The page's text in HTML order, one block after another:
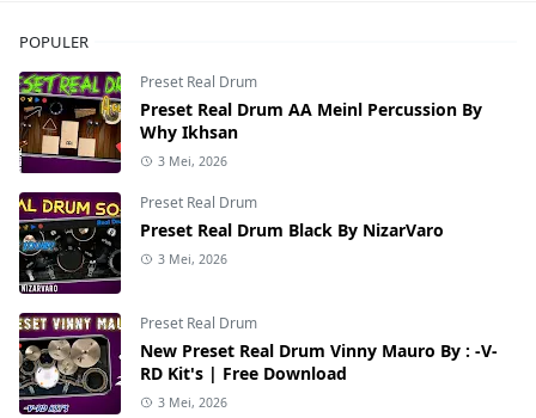
POPULER
Preset Real Drum
Preset Real Drum AA Meinl Percussion By
Why Ikhsan
3 Mei, 2026
Preset Real Drum
Preset Real Drum Black By NizarVaro
3 Mei, 2026
Preset Real Drum
New Preset Real Drum Vinny Mauro By : -V-
RD Kit's | Free Download
3 Mei, 2026